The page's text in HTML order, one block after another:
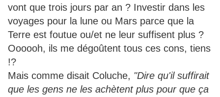
vont que trois jours par an ? Investir dans les
voyages pour la lune ou Mars parce que la
Terre est foutue ou/et ne leur suffisent plus ?
Oooooh, ils me dégoûtent tous ces cons, tiens
!?
Mais comme disait Coluche, "Dire qu'il suffirait
que les gens ne les achètent plus pour que ça